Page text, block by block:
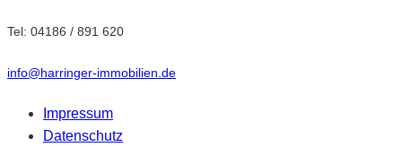
Tel: 04186 / 891 620
info@harringer-immobilien.de
Impressum
Datenschutz